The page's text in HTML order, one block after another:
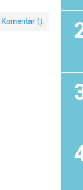
Komentar ()